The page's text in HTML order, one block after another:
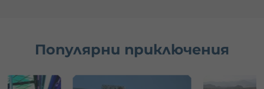
Популярни приключения